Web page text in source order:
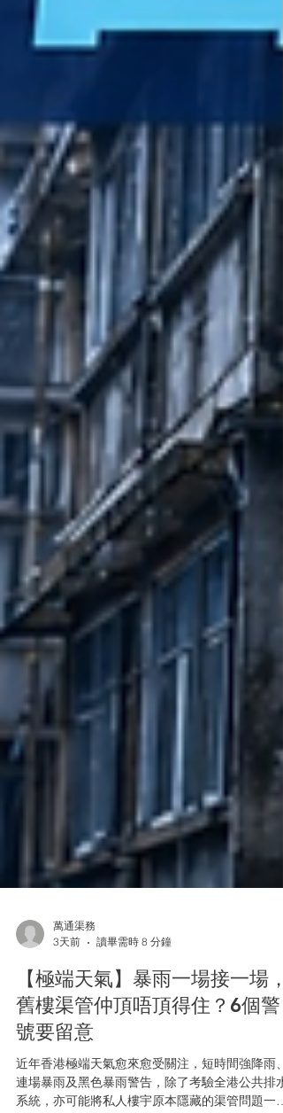
3天前
讀畢需時 8 分鐘
【極端天氣】暴雨一場接一場，
舊樓渠管仲頂唔頂得住？6個警
號要留意
近年香港極端天氣愈來愈受關注，短時間強降雨、